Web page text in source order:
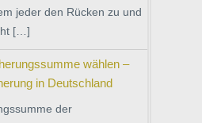
jeder den Rücken zu und
[…]
wählen –
in Deutschland
der